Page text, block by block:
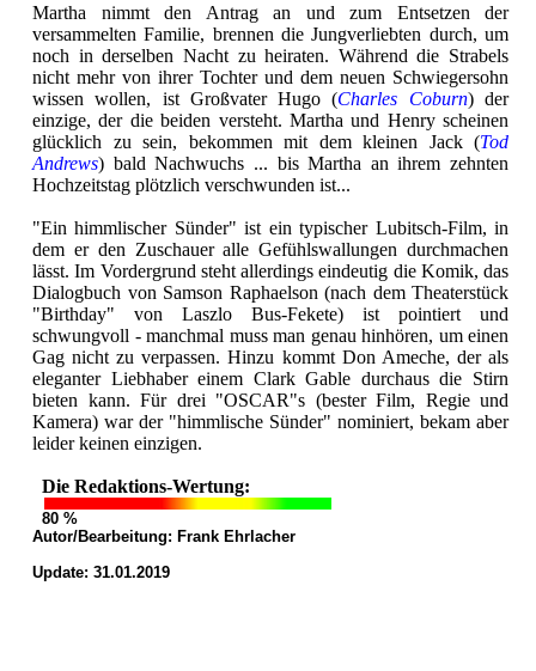
Martha nimmt den Antrag an und zum Entsetzen der
versammelten Familie, brennen die Jungverliebten durch, um
noch in derselben Nacht zu heiraten. Während die Strabels
nicht mehr von ihrer Tochter und dem neuen Schwiegersohn
wissen wollen, ist Großvater Hugo (Charles Coburn) der
einzige, der die beiden versteht. Martha und Henry scheinen
glücklich zu sein, bekommen mit dem kleinen Jack (Tod
Andrews) bald Nachwuchs ... bis Martha an ihrem zehnten
Hochzeitstag plötzlich verschwunden ist...
"Ein himmlischer Sünder" ist ein typischer Lubitsch-Film, in
dem er den Zuschauer alle Gefühlswallungen durchmachen
lässt. Im Vordergrund steht allerdings eindeutig die Komik, das
Dialogbuch von Samson Raphaelson (nach dem Theaterstück
"Birthday" von Laszlo Bus-Fekete) ist pointiert und
schwungvoll - manchmal muss man genau hinhören, um einen
Gag nicht zu verpassen. Hinzu kommt Don Ameche, der als
eleganter Liebhaber einem Clark Gable durchaus die Stirn
bieten kann. Für drei "OSCAR"s (bester Film, Regie und
Kamera) war der "himmlische Sünder" nominiert, bekam aber
leider keinen einzigen.
Die Redaktions-Wertung:
80 %
Autor/Bearbeitung: Frank Ehrlacher
Update: 31.01.2019